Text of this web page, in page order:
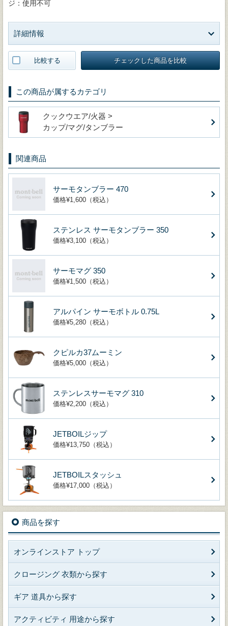
ジ：使用不可
詳細情報
比較する チェックした商品を比較
この商品が属するカテゴリ
クックウエア/火器 >
カップ/マグ/タンブラー
関連商品
サーモタンブラー 470
価格¥1,600（税込）
ステンレス サーモタンブラー 350
価格¥3,100（税込）
サーモマグ 350
価格¥1,500（税込）
アルパイン サーモボトル 0.75L
価格¥5,280（税込）
クピルカ37ムーミン
価格¥5,000（税込）
ステンレスサーモマグ 310
価格¥2,200（税込）
JETBOILジップ
価格¥13,750（税込）
JETBOILスタッシュ
価格¥17,000（税込）
商品を探す
オンラインストア トップ
クロージング 衣類から探す
ギア 道具から探す
アクティビティ 用途から探す